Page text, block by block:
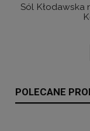
Sól Kłodawska
POLECANE